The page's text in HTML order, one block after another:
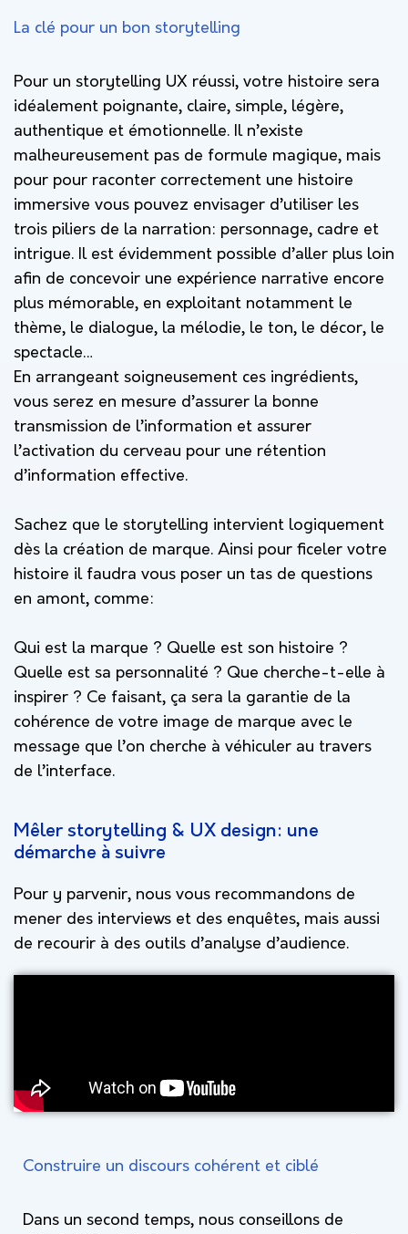
La clé pour un bon storytelling
Pour un storytelling UX réussi, votre histoire sera
idéalement poignante, claire, simple, légère,
authentique et émotionnelle. Il n’existe
malheureusement pas de formule magique, mais
pour pour raconter correctement une histoire
immersive vous pouvez envisager d’utiliser les
trois piliers de la narration: personnage, cadre et
intrigue. Il est évidemment possible d’aller plus loin
afin de concevoir une expérience narrative encore
plus mémorable, en exploitant notamment le
thème, le dialogue, la mélodie, le ton, le décor, le
spectacle…
En arrangeant soigneusement ces ingrédients,
vous serez en mesure d’assurer la bonne
transmission de l’information et assurer
l’activation du cerveau pour une rétention
d’information effective.
Sachez que le storytelling intervient logiquement
dès la création de marque. Ainsi pour ficeler votre
histoire il faudra vous poser un tas de questions
en amont, comme:
Qui est la marque ? Quelle est son histoire ?
Quelle est sa personnalité ? Que cherche-t-elle à
inspirer ? Ce faisant, ça sera la garantie de la
cohérence de votre image de marque avec le
message que l’on cherche à véhiculer au travers
de l’interface.
Mêler storytelling & UX design: une
démarche à suivre
Pour y parvenir, nous vous recommandons de
mener des interviews et des enquêtes, mais aussi
de recourir à des outils d’analyse d’audience.
Construire un discours cohérent et ciblé
Dans un second temps, nous conseillons de